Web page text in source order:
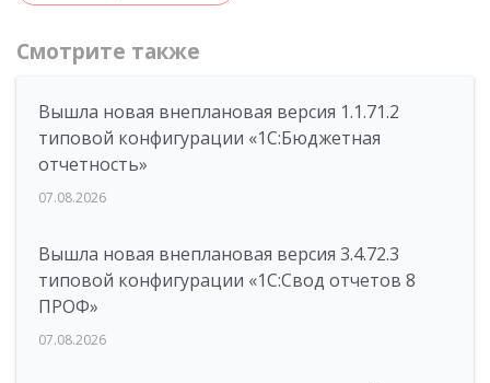
Смотрите также
Вышла новая внеплановая версия 1.1.71.2
типовой конфигурации «1C:Бюджетная
отчетность»
07.08.2026
Вышла новая внеплановая версия 3.4.72.3
типовой конфигурации «1C:Свод отчетов 8
ПРОФ»
07.08.2026